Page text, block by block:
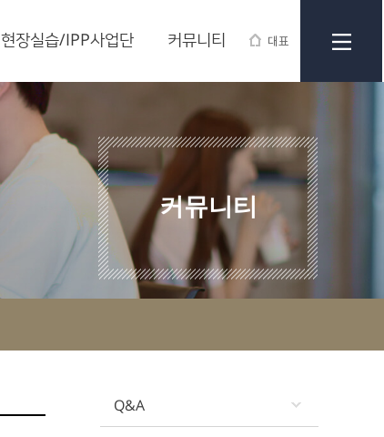
대표
현장실습/IPP사업단 커뮤니티
커뮤니티
Q&A